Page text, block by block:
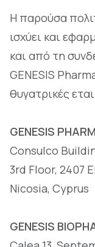
Η παρούσα
ισχύει και
και από τη
GENESIS
θυγατρικές
GENESIS
Consulco
3rd Floor, 2407
Nicosia, Cyprus
GENESIS